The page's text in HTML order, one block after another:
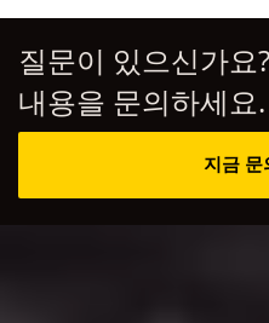
질문이 있으신가
내용을 문의하세요.
지금 문